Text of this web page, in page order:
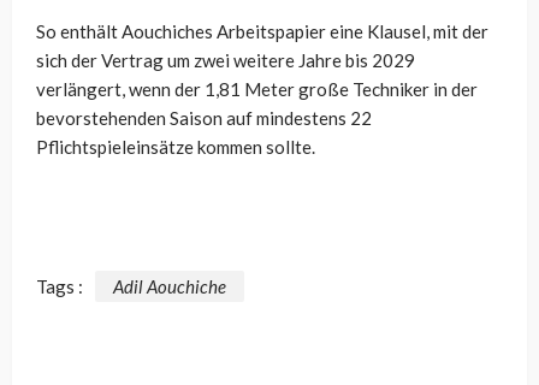
So enthält Aouchiches Arbeitspapier eine Klausel, mit der
sich der Vertrag um zwei weitere Jahre bis 2029
verlängert, wenn der 1,81 Meter große Techniker in der
bevorstehenden Saison auf mindestens 22
Pflichtspieleinsätze kommen sollte.
Tags : Adil Aouchiche